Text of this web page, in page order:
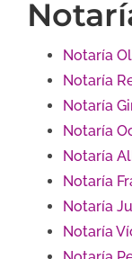
Notaría
Notaría
Notaría
Notaría
Notaría
Notaría
Notaría
Notaría